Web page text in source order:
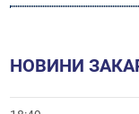
НОВИНИ